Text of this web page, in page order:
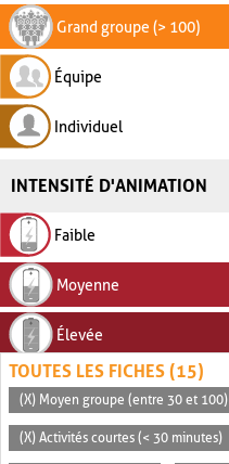
Grand groupe (> 100)
Équipe
Individuel
INTENSITÉ D'ANIMATION
Faible
Moyenne
Élevée
TOUTES LES FICHES (15)
(X) Moyen groupe (entre 30 et 100)
(X) Activités courtes (< 30 minutes)